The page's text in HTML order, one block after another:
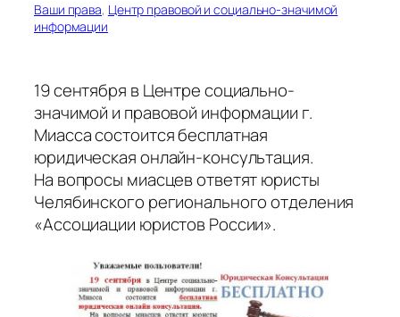
Ваши права, Центр правовой и социально-значимой
информации
19 сентября в Центре социально-
значимой и правовой информации г.
Миасса состоится бесплатная
юридическая онлайн-консультация.
На вопросы миасцев ответят юристы
Челябинского регионального отделения
«Ассоциации юристов России».